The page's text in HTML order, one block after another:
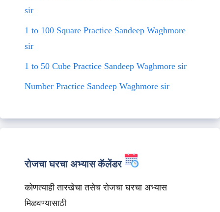
sir
1 to 100 Square Practice Sandeep Waghmore
sir
1 to 50 Cube Practice Sandeep Waghmore sir
Number Practice Sandeep Waghmore sir
रोजचा घरचा अभ्यास कॅलेंडर
कोणत्याही तारखेचा तसेच रोजचा घरचा अभ्यास
मिळवण्यासाठी